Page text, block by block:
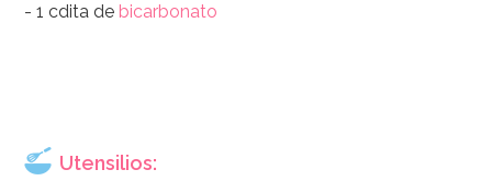
- 1 cdita de bicarbonato
Utensilios: